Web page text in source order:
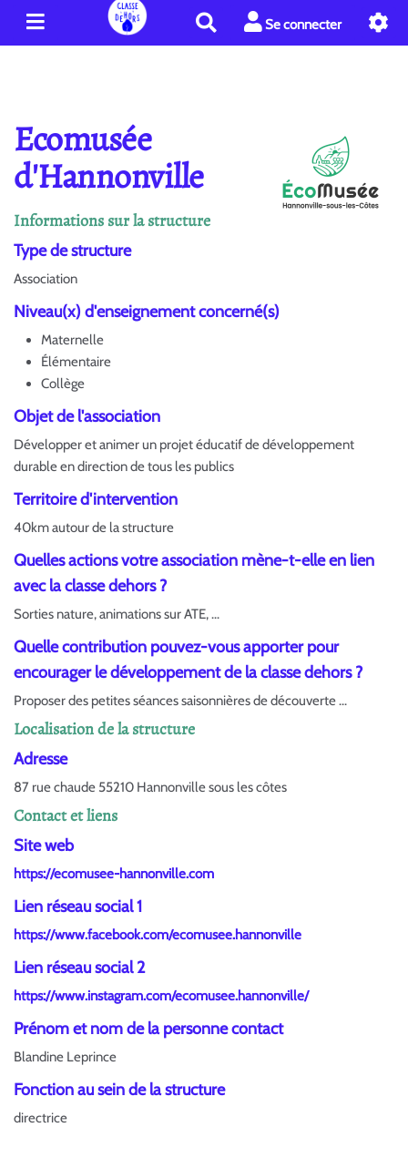
e
Se connecter
Ecomusée
d'Hannonville
Informations sur la structure
Type de structure
Association
Niveau(x) d'enseignement concerné(s)
Maternelle
Élémentaire
Collège
Objet de l'association
Développer et animer un projet éducatif de développement
durable en direction de tous les publics
Territoire d'intervention
40km autour de la structure
Quelles actions votre association mène-t-elle en lien
avec la classe dehors ?
Sorties nature, animations sur ATE, ...
Quelle contribution pouvez-vous apporter pour
encourager le développement de la classe dehors ?
Proposer des petites séances saisonnières de découverte ...
Localisation de la structure
Adresse
87 rue chaude 55210 Hannonville sous les côtes
Contact et liens
Site web
https://ecomusee-hannonville.com
Lien réseau social 1
https://www.facebook.com/ecomusee.hannonville
Lien réseau social 2
https://www.instagram.com/ecomusee.hannonville/
Prénom et nom de la personne contact
Blandine Leprince
Fonction au sein de la structure
directrice